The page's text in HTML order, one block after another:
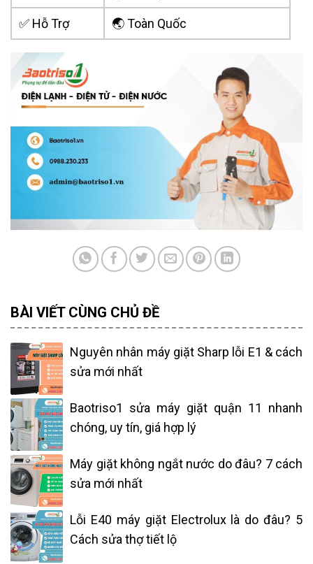
✅ Hỗ Trợ 🌏 Toàn Quốc
BÀI VIẾT CÙNG CHỦ ĐỀ
Nguyên nhân máy giặt Sharp lỗi E1 & cách
sửa mới nhất
Baotriso1 sửa máy giặt quận 11 nhanh
chóng, uy tín, giá hợp lý
Máy giặt không ngắt nước do đâu? 7 cách
sửa mới nhất
Lỗi E40 máy giặt Electrolux là do đâu? 5
Cách sửa thợ tiết lộ